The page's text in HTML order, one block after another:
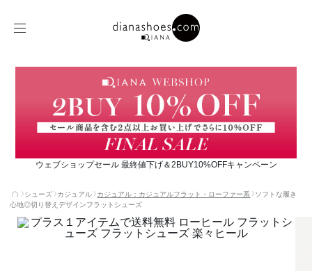
ウェブショップセール 最終値下げ＆2BUY10%OFFキャンペーン
シューズ カジュアル カジュアル：カジュアルフラット・ローファー系
ソフトな履き
心地◎切り替えデザインフラットシューズ